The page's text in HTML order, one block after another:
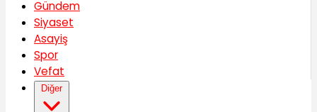
Gündem
Siyaset
Asayiş
Spor
Vefat
Diğer